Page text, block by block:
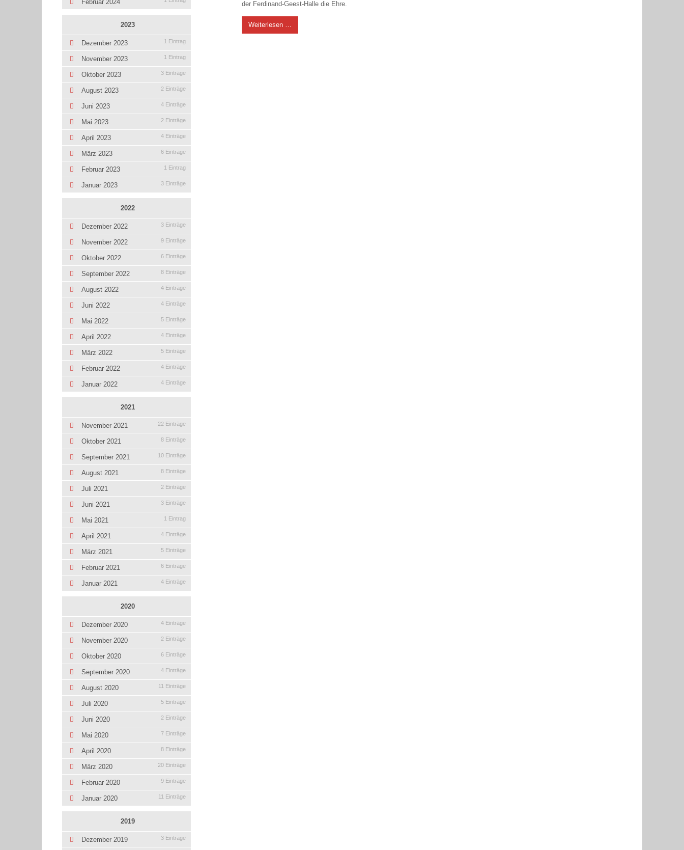
der Ferdinand-Geest-Halle die Ehre.
Weiterlesen …
Februar 2024
2023
Dezember 2023 1 Eintrag
November 2023 1 Eintrag
Oktober 2023 3 Einträge
August 2023 2 Einträge
Juni 2023 4 Einträge
Mai 2023 2 Einträge
April 2023 4 Einträge
März 2023 6 Einträge
Februar 2023 1 Eintrag
Januar 2023 3 Einträge
2022
Dezember 2022 3 Einträge
November 2022 9 Einträge
Oktober 2022 6 Einträge
September 2022 8 Einträge
August 2022 4 Einträge
Juni 2022 4 Einträge
Mai 2022 5 Einträge
April 2022 4 Einträge
März 2022 5 Einträge
Februar 2022 4 Einträge
Januar 2022 4 Einträge
2021
November 2021 22 Einträge
Oktober 2021 8 Einträge
September 2021 10 Einträge
August 2021 8 Einträge
Juli 2021 2 Einträge
Juni 2021 3 Einträge
Mai 2021 1 Eintrag
April 2021 4 Einträge
März 2021 5 Einträge
Februar 2021 6 Einträge
Januar 2021 4 Einträge
2020
Dezember 2020 4 Einträge
November 2020 2 Einträge
Oktober 2020 6 Einträge
September 2020 4 Einträge
August 2020 11 Einträge
Juli 2020 5 Einträge
Juni 2020 2 Einträge
Mai 2020 7 Einträge
April 2020 8 Einträge
März 2020 20 Einträge
Februar 2020 9 Einträge
Januar 2020 11 Einträge
2019
Dezember 2019 3 Einträge